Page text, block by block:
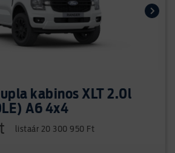
kabinos XLT 2.0l
A6 4x4
listaár 20 300 950 Ft